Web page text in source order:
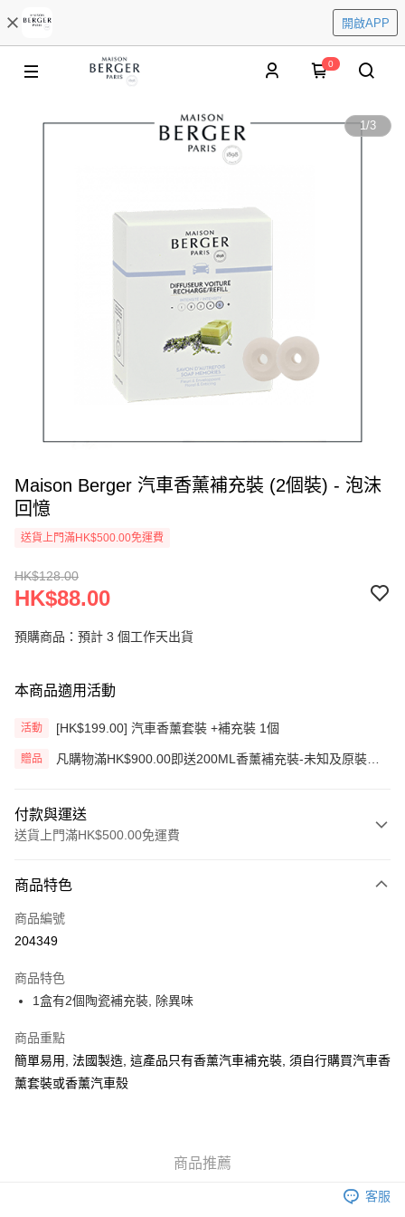
開啟APP
0
1/3
Maison Berger 汽車香薰補充裝 (2個裝) - 泡沫
回憶
送貨上門滿HK$500.00免運費
HK$128.00
HK$88.00
預購商品：預計 3 個工作天出貨
本商品適用活動
活動 [HK$199.00] 汽車香薰套裝 +補充裝 1個
贈品
凡購物滿HK$900.00即送200ML香薰補充裝-未知及原裝藤
付款與運送
送貨上門滿HK$500.00免運費
信用卡
AlipayHK
送貨方式
可選擇宅配, 順豐智能櫃, 順豐自提點等 , 如須智能樻提貨請輸入順
豐自提點點碼便可
每筆HK$30.00，滿HK$500.00或以上免運費
商品特色
商品編號
204349
商品特色
1盒有2個陶瓷補充裝, 除異味
商品重點
簡單易用, 法國製造, 這產品只有香薰汽車補充裝, 須自行購買汽車香
薰套裝或香薰汽車殼
商品推薦
客服